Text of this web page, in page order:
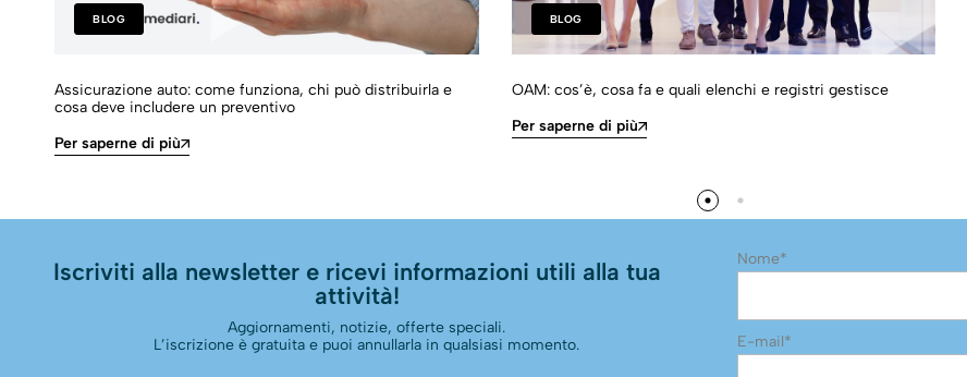
BLOG
Assicurazione auto: come funziona, chi può distribuirla e
cosa deve includere un preventivo
Per saperne di più
BLOG
OAM: cos’è, cosa fa e quali elenchi e registri gestisce
Per saperne di più
Iscriviti alla newsletter e ricevi informazioni utili alla tua
attività!
Aggiornamenti, notizie, offerte speciali.
L’iscrizione è gratuita e puoi annullarla in qualsiasi momento.
Nome*
E-mail*